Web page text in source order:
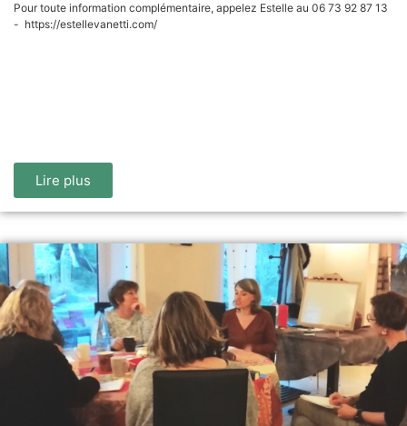
Pour toute information complémentaire, appelez Estelle au 06 73 92 87 13
- https://estellevanetti.com/
Lire plus